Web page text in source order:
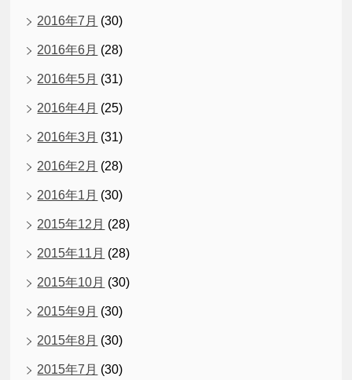
2016年7月 (30)
2016年6月 (28)
2016年5月 (31)
2016年4月 (25)
2016年3月 (31)
2016年2月 (28)
2016年1月 (30)
2015年12月 (28)
2015年11月 (28)
2015年10月 (30)
2015年9月 (30)
2015年8月 (30)
2015年7月 (30)